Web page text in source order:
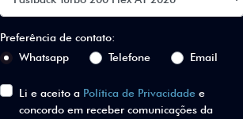
Preferência de contato:
Whatsapp
Telefone Email
Li e aceito a Política de Privacidade e
concordo em receber comunicações da